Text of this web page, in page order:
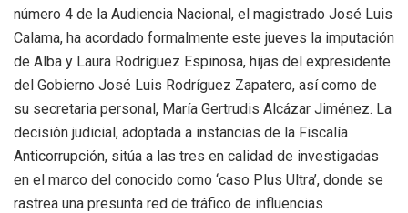
número 4 de la Audiencia Nacional, el magistrado José Luis
Calama, ha acordado formalmente este jueves la imputación
de Alba y Laura Rodríguez Espinosa, hijas del expresidente
del Gobierno José Luis Rodríguez Zapatero, así como de
su secretaria personal, María Gertrudis Alcázar Jiménez. La
decisión judicial, adoptada a instancias de la Fiscalía
Anticorrupción, sitúa a las tres en calidad de investigadas
en el marco del conocido como ‘caso Plus Ultra’, donde se
rastrea una presunta red de tráfico de influencias